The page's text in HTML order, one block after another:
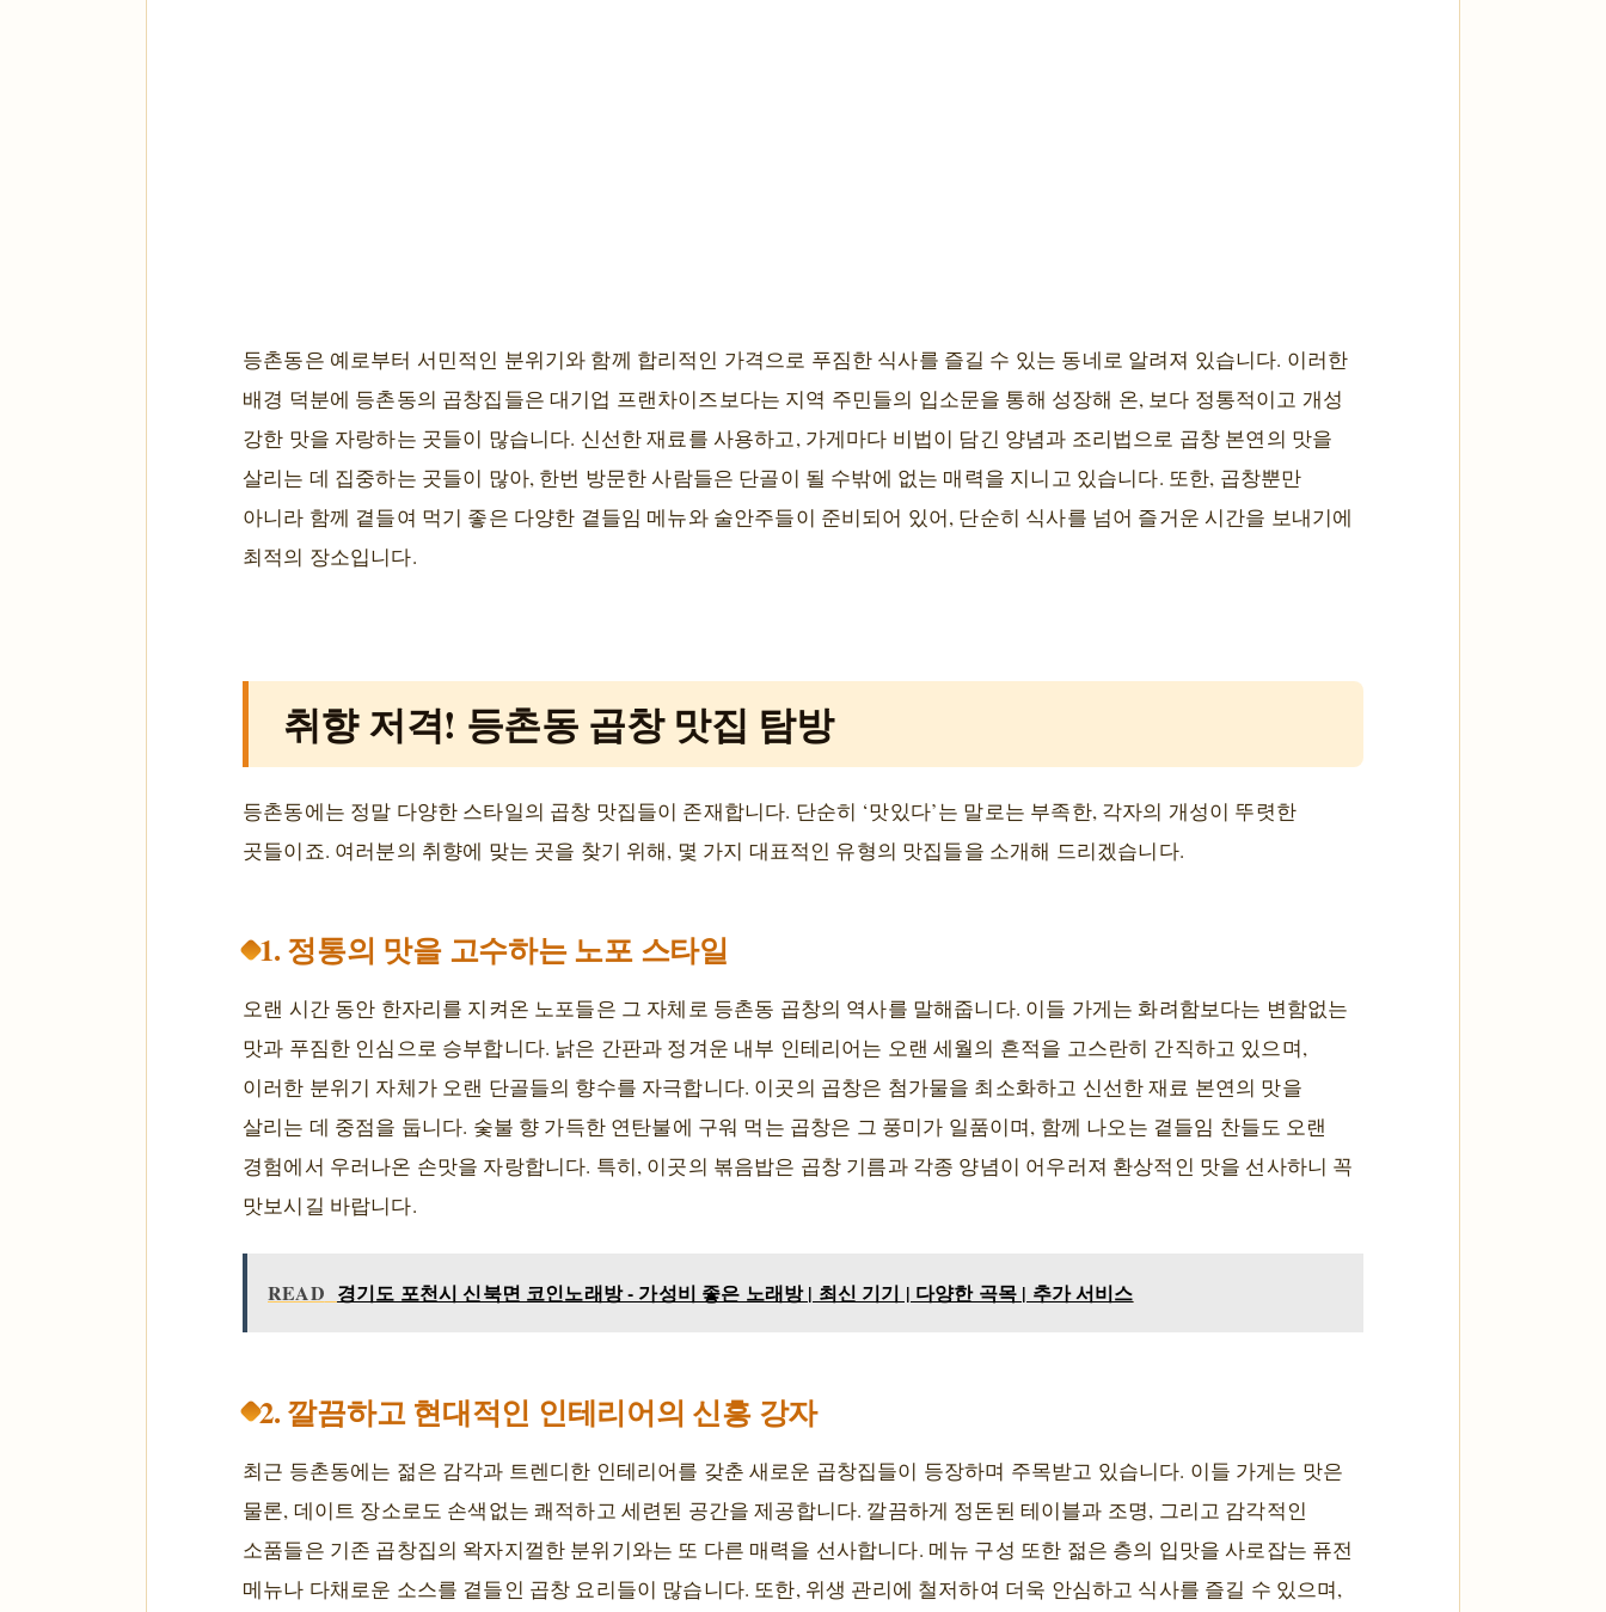
등촌동은 예로부터 서민적인 분위기와 함께 합리적인 가격으로 푸짐한 식사를 즐길 수 있는 동네로 알려져 있습니다. 이러한
배경 덕분에 등촌동의 곱창집들은 대기업 프랜차이즈보다는 지역 주민들의 입소문을 통해 성장해 온, 보다 정통적이고 개성
강한 맛을 자랑하는 곳들이 많습니다. 신선한 재료를 사용하고, 가게마다 비법이 담긴 양념과 조리법으로 곱창 본연의 맛을
살리는 데 집중하는 곳들이 많아, 한번 방문한 사람들은 단골이 될 수밖에 없는 매력을 지니고 있습니다. 또한, 곱창뿐만
아니라 함께 곁들여 먹기 좋은 다양한 곁들임 메뉴와 술안주들이 준비되어 있어, 단순히 식사를 넘어 즐거운 시간을 보내기에
최적의 장소입니다.
취향 저격! 등촌동 곱창 맛집 탐방
등촌동에는 정말 다양한 스타일의 곱창 맛집들이 존재합니다. 단순히 ‘맛있다’는 말로는 부족한, 각자의 개성이 뚜렷한
곳들이죠. 여러분의 취향에 맞는 곳을 찾기 위해, 몇 가지 대표적인 유형의 맛집들을 소개해 드리겠습니다.
1. 정통의 맛을 고수하는 노포 스타일
오랜 시간 동안 한자리를 지켜온 노포들은 그 자체로 등촌동 곱창의 역사를 말해줍니다. 이들 가게는 화려함보다는 변함없는
맛과 푸짐한 인심으로 승부합니다. 낡은 간판과 정겨운 내부 인테리어는 오랜 세월의 흔적을 고스란히 간직하고 있으며,
이러한 분위기 자체가 오랜 단골들의 향수를 자극합니다. 이곳의 곱창은 첨가물을 최소화하고 신선한 재료 본연의 맛을
살리는 데 중점을 둡니다. 숯불 향 가득한 연탄불에 구워 먹는 곱창은 그 풍미가 일품이며, 함께 나오는 곁들임 찬들도 오랜
경험에서 우러나온 손맛을 자랑합니다. 특히, 이곳의 볶음밥은 곱창 기름과 각종 양념이 어우러져 환상적인 맛을 선사하니 꼭
맛보시길 바랍니다.
READ 경기도 포천시 신북면 코인노래방 - 가성비 좋은 노래방 | 최신 기기 | 다양한 곡목 | 추가 서비스
2. 깔끔하고 현대적인 인테리어의 신흥 강자
최근 등촌동에는 젊은 감각과 트렌디한 인테리어를 갖춘 새로운 곱창집들이 등장하며 주목받고 있습니다. 이들 가게는 맛은
물론, 데이트 장소로도 손색없는 쾌적하고 세련된 공간을 제공합니다. 깔끔하게 정돈된 테이블과 조명, 그리고 감각적인
소품들은 기존 곱창집의 왁자지껄한 분위기와는 또 다른 매력을 선사합니다. 메뉴 구성 또한 젊은 층의 입맛을 사로잡는 퓨전
메뉴나 다채로운 소스를 곁들인 곱창 요리들이 많습니다. 또한, 위생 관리에 철저하여 더욱 안심하고 식사를 즐길 수 있으며,